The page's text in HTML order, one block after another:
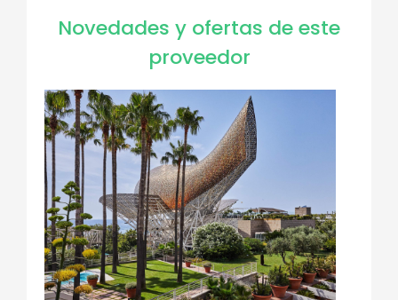
Novedades y ofertas de este
proveedor